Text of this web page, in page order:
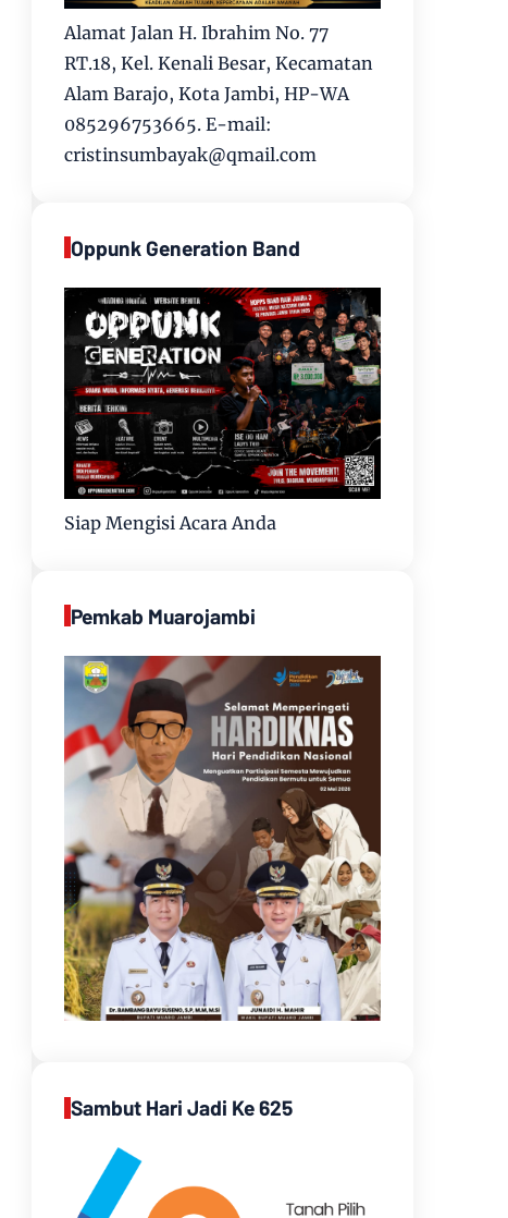
Alamat Jalan H. Ibrahim No. 77
RT.18, Kel. Kenali Besar, Kecamatan
Alam Barajo, Kota Jambi, HP-WA
085296753665. E-mail:
cristinsumbayak@qmail.com
Oppunk Generation Band
Siap Mengisi Acara Anda
Pemkab Muarojambi
Sambut Hari Jadi Ke 625